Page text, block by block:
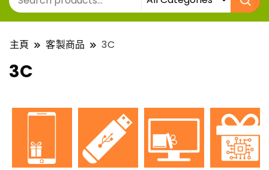
主頁 客製商品 3C
3C